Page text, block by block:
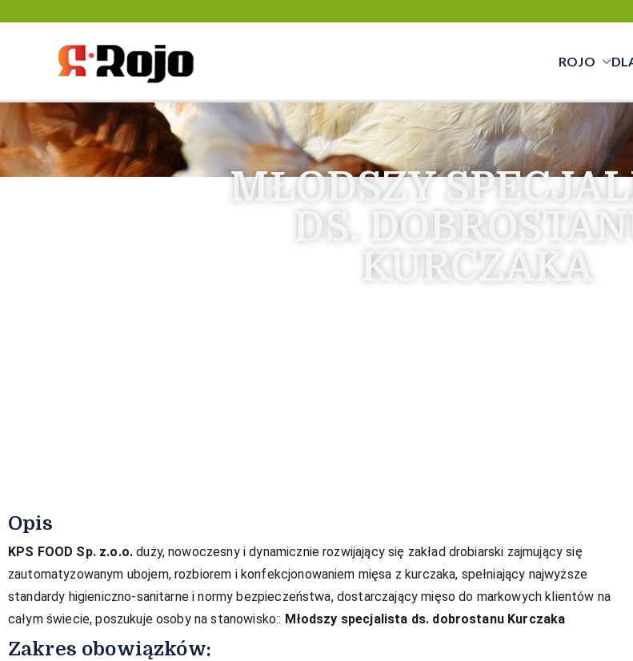
między pracodawcą a pracownikiem
ROJO
MŁODSZY
DS.
KURCZAKA
Opis
KPS FOOD Sp. z.o.o. duży, nowoczesny i dynamicznie rozwijający się zakład drobiarski zajmujący się
zautomatyzowanym ubojem, rozbiorem i konfekcjonowaniem mięsa z kurczaka, spełniający najwyższe
standardy higieniczno-sanitarne i normy bezpieczeństwa, dostarczający mięso do markowych klientów na
całym świecie, poszukuje osoby na stanowisko:: Młodszy specjalista ds. dobrostanu Kurczaka
Zakres obowiązków: